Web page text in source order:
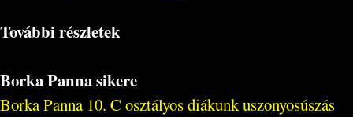
További részletek
Borka Panna sikere
Borka Panna 10. C osztályos diákunk uszonyosúszás